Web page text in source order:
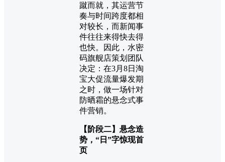
蹴而就，其运营节
奏与时间跨度都相
对较长，而新闻事
件往往来得快去得
也快。因此，水密
码旗舰店策划团队
决定：在3月8日淘
宝大促流量爆发期
之时，做一场针对
防晒霜的悬念式事
件营销。
【阶段二】悬念造
势，“日”字惊现首
页